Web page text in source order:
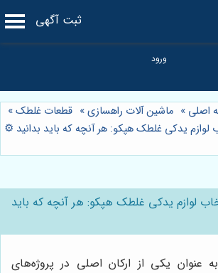
ثبت آگهی
اصلی » ماشین آلات راهسازی» قطعات غلطک»
لوازم یدکی غلطک هپکو: هر آنچه که باید بدانید ⚙️
لوازم یدکی غلطک هپکو: هر آنچه که باید
عنوان یکی از ارکان اصلی در پروژه‌های